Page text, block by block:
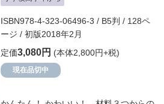
ISBN978-4-323-06496-3 / B5判 / 128ペ
ージ / 初版2018年2月
定価3,080円 (本体2,800円+税)
現在品切中